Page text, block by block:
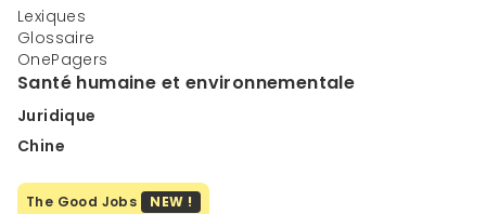
Lexiques
Glossaire
OnePagers
Santé humaine et environnementale
Juridique
Chine
The Good Jobs NEW !